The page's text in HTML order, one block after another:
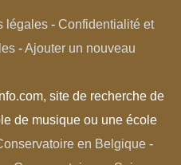
légales- Confidentialité et
-Ajouter un nouveau
site de recherche de
de musique ou une école
en Belgique-